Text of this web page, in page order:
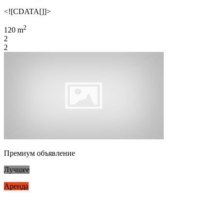
<![CDATA[]]>
120 m2
2
2
Премиум объявление
Лучшее
Аренда